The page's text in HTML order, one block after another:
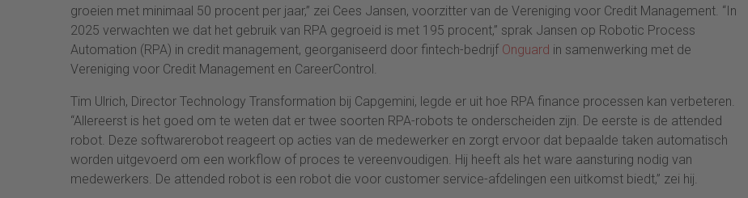
groeien met minimaal 50 procent per jaar,” zei Cees Jansen, voorzitter van de Vereniging voor Credit Management. “In
2025 verwachten we dat het gebruik van RPA gegroeid is met 195 procent,” sprak Jansen op Robotic Process
Automation (RPA) in credit management, georganiseerd door fintech-bedrijf Onguard in samenwerking met de
Vereniging voor Credit Management en CareerControl.
Tim Ulrich, Director Technology Transformation bij Capgemini, legde er uit hoe RPA finance processen kan verbeteren.
“Allereerst is het goed om te weten dat er twee soorten RPA-robots te onderscheiden zijn. De eerste is de attended
robot. Deze softwarerobot reageert op acties van de medewerker en zorgt ervoor dat bepaalde taken automatisch
worden uitgevoerd om een workflow of proces te vereenvoudigen. Hij heeft als het ware aansturing nodig van
medewerkers. De attended robot is een robot die voor customer service-afdelingen een uitkomst biedt,” zei hij.